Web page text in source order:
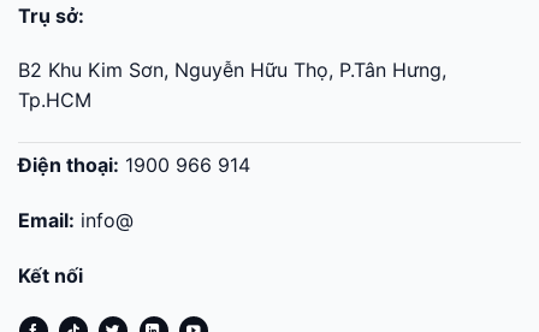
Trụ sở:
B2 Khu Kim Sơn, Nguyễn Hữu Thọ, P.Tân Hưng,
Tp.HCM
Điện thoại: 1900 966 914
Email: info@
Kết nối